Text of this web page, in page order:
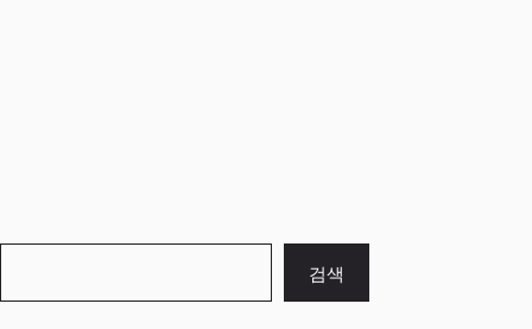
검색